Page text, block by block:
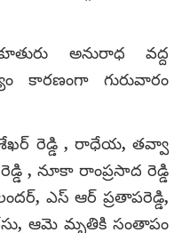
అనురాధ వద్ద
కారణంగా గురువారం
రెడ్డి , రాధేయ, తవ్వా
, నూకా రాంప్రసాద రెడ్డి
ఎస్ ఆర్ ప్రతాపరెడ్డి,
ఆమె మృతికి సంతాపం